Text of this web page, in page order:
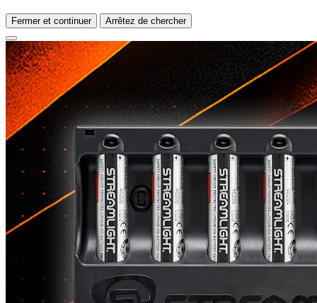
Fermer et continuer Arrêtez de chercher